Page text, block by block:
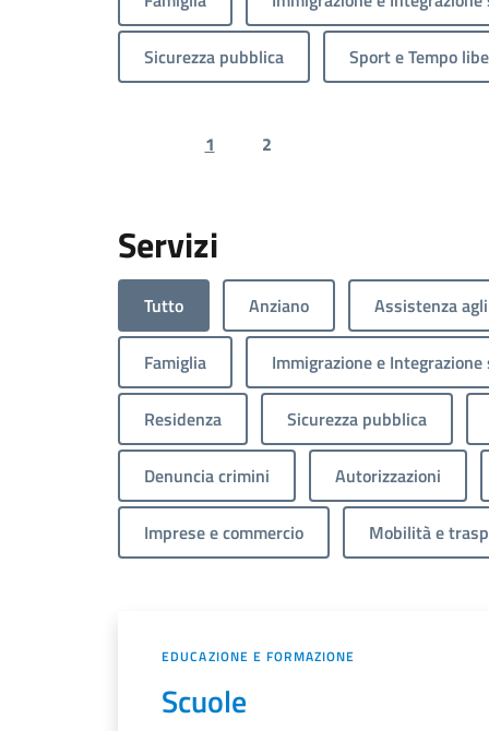
Sicurezza pubblica Sport e Tempo
Previous page
1 2
Servizi
Tutto Anziano Assistenza
Famiglia Immigrazione e Integrazione
Residenza Sicurezza pubblica
Denuncia crimini Autorizzazioni
Imprese e commercio Mobilità e
EDUCAZIONE E FORMAZIONE
Scuole